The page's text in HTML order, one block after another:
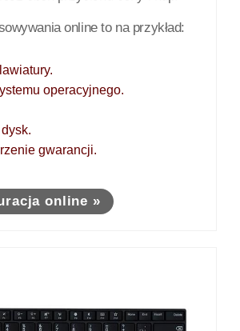
online to na przykład:
operacyjnego.
gwarancji.
online »